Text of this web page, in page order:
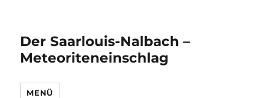
Der Saarlouis-Nalbach –
Meteoriteneinschlag
MENÜ